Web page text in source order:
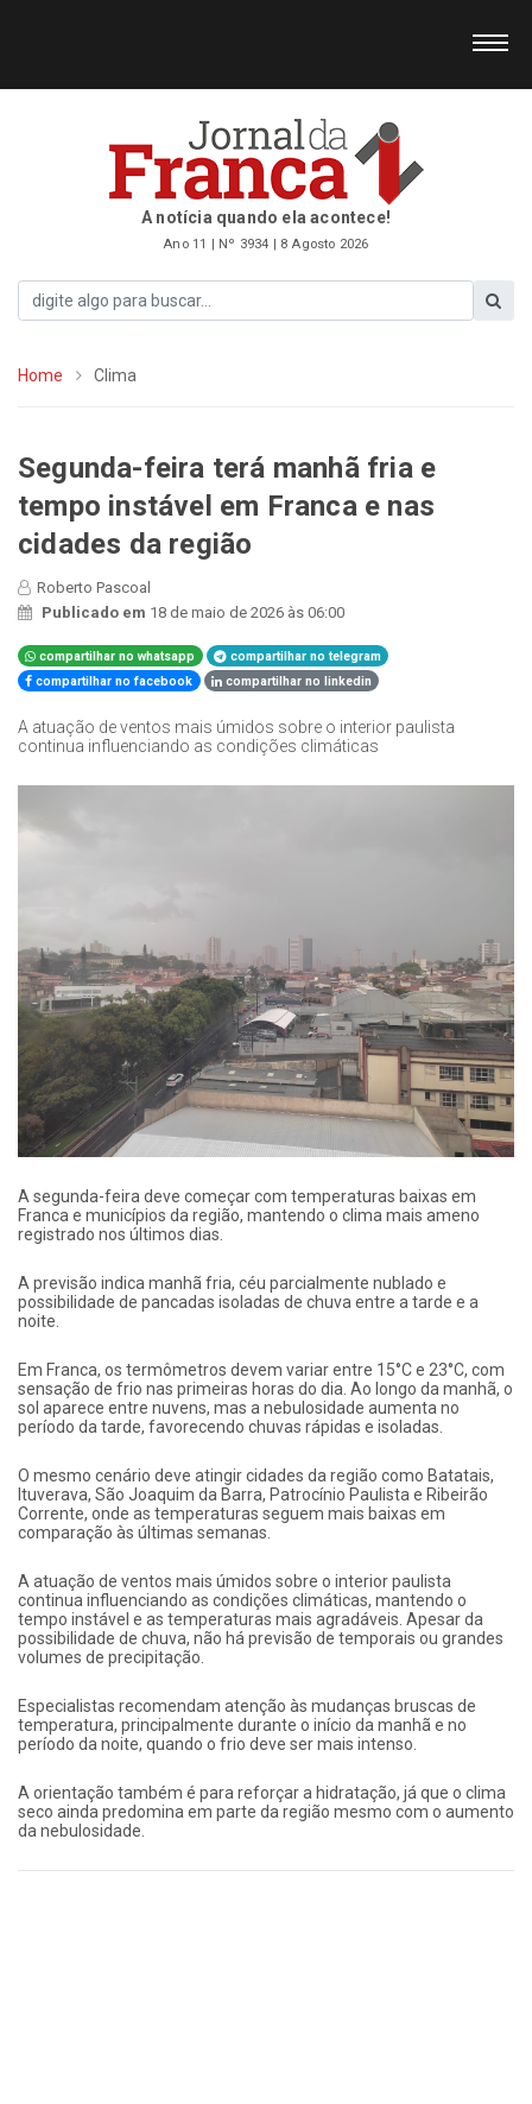
A notícia quando ela acontece!
Ano 11 | Nº 3934 | 8 Agosto 2026
Home Clima
Segunda-feira terá manhã fria e
tempo instável em Franca e nas
cidades da região
Roberto Pascoal
Publicado em 18 de maio de 2026 às 06:00
compartilhar no whatsapp
compartilhar no telegram
compartilhar no facebook
compartilhar no linkedin
A atuação de ventos mais úmidos sobre o interior paulista
continua influenciando as condições climáticas
A segunda-feira deve começar com temperaturas baixas em
Franca e municípios da região, mantendo o clima mais ameno
registrado nos últimos dias.
A previsão indica manhã fria, céu parcialmente nublado e
possibilidade de pancadas isoladas de chuva entre a tarde e a
noite.
Em Franca, os termômetros devem variar entre 15°C e 23°C, com
sensação de frio nas primeiras horas do dia. Ao longo da manhã, o
sol aparece entre nuvens, mas a nebulosidade aumenta no
período da tarde, favorecendo chuvas rápidas e isoladas.
O mesmo cenário deve atingir cidades da região como Batatais,
Ituverava, São Joaquim da Barra, Patrocínio Paulista e Ribeirão
Corrente, onde as temperaturas seguem mais baixas em
comparação às últimas semanas.
A atuação de ventos mais úmidos sobre o interior paulista
continua influenciando as condições climáticas, mantendo o
tempo instável e as temperaturas mais agradáveis. Apesar da
possibilidade de chuva, não há previsão de temporais ou grandes
volumes de precipitação.
Especialistas recomendam atenção às mudanças bruscas de
temperatura, principalmente durante o início da manhã e no
período da noite, quando o frio deve ser mais intenso.
A orientação também é para reforçar a hidratação, já que o clima
seco ainda predomina em parte da região mesmo com o aumento
da nebulosidade.